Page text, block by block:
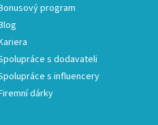
program
s dodavateli
s influencery
dárky